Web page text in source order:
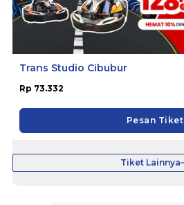
Trans Studio Cibubur
Rp 73.332
Pesan Tiket
Tiket Lainnya